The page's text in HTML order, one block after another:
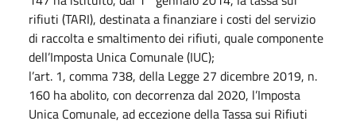
rifiuti (TARI), destinata a finanziare i costi del servizio
di raccolta e smaltimento dei rifiuti, quale componente
dell’Imposta Unica Comunale (IUC);
l’art. 1, comma 738, della Legge 27 dicembre 2019, n.
160 ha abolito, con decorrenza dal 2020, l’Imposta
Unica Comunale, ad eccezione della Tassa sui Rifiuti